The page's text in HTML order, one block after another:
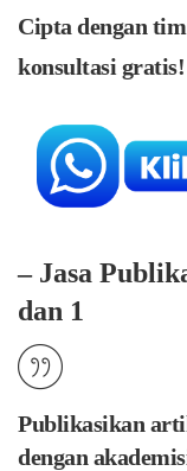
Cipta dengan
konsultasi gratis!
– Jasa
dan 1
Publikasikan
dengan